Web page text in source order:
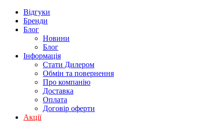
Відгуки
Бренди
Блог
Новини
Блог
Інформація
Стати Дилером
Обмін та повернення
Про компанію
Доставка
Оплата
Договір оферти
Акції